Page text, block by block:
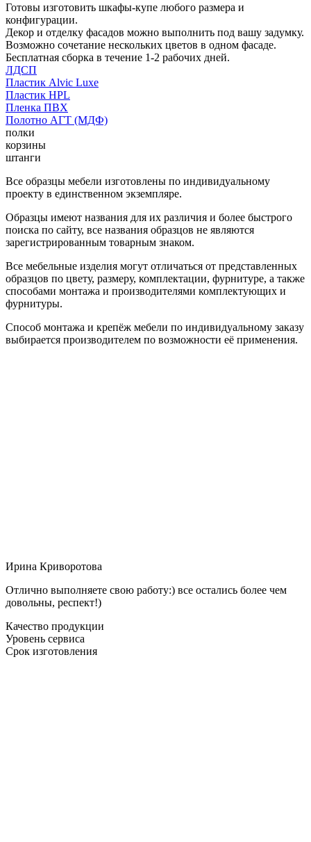
Готовы изготовить шкафы-купе любого размера и
конфигурации.
Декор и отделку фасадов можно выполнить под вашу задумку.
Возможно сочетание нескольких цветов в одном фасаде.
Бесплатная сборка в течение 1-2 рабочих дней.
ЛДСП
Пластик Alvic Luxe
Пластик HPL
Пленка ПВХ
Полотно АГТ (МДФ)
полки
корзины
штанги
Все образцы мебели изготовлены по индивидуальному
проекту в единственном экземпляре.
Образцы имеют названия для их различия и более быстрого
поиска по сайту, все названия образцов не являются
зарегистрированным товарным знаком.
Все мебельные изделия могут отличаться от представленных
образцов по цвету, размеру, комплектации, фурнитуре, а также
способами монтажа и производителями комплектующих и
фурнитуры.
Способ монтажа и крепёж мебели по индивидуальному заказу
выбирается производителем по возможности её применения.
Ирина Криворотова
Отлично выполняете свою работу:) все остались более чем
довольны, респект!)
Качество продукции
Уровень сервиса
Срок изготовления